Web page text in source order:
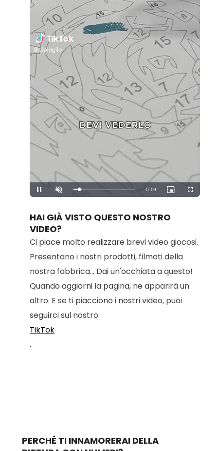
Pause Unmute Loaded:
Remaining
-0:19
Picture-
in-
Fullscreen
HAI GIÀ VISTO QUESTO NOSTRO
VIDEO?
Ci piace molto realizzare brevi video giocosi.
Presentano i nostri prodotti, filmati della
nostra fabbrica... Dai un'occhiata a questo!
Quando aggiorni la pagina, ne apparirà un
altro. E se ti piacciono i nostri video, puoi
seguirci sul nostro
TikTok
.
PERCHÉ TI INNAMORERAI DELLA